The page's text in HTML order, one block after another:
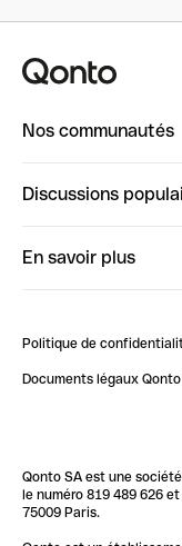
Nos communautés
ClubQonto
Discussions
Impact de l'IA sur
En savoir plus
Blog
Newsroom
Glossaire finance
Politique de
Documents légaux Qonto
Qonto SA est une
le numéro 819 489 626
75009 Paris.